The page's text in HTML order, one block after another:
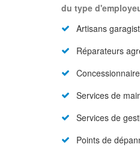
du type
Artisans
Réparateurs
Services de
Services de
Points de